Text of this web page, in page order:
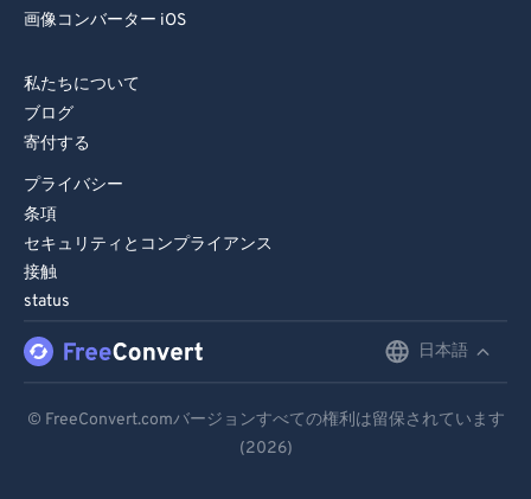
画像コンバーター iOS
私たちについて
ブログ
寄付する
プライバシー
条項
セキュリティとコンプライアンス
接触
status
日本語
Español
© FreeConvert.comバージョンすべての権利は留保されています
(2026)